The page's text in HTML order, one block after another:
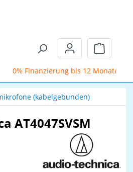
0% Finanzierung bis 12 Monate
(kabelgebunden)
AT4047SVSM